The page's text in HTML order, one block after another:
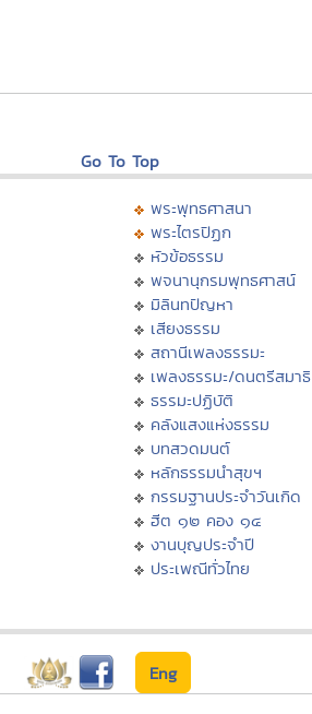
Go To Top
พระพุทธศาสนา
พระไตรปิฏก
หัวข้อธรรม
พจนานุกรมพุทธศาสน์
มิลินทปัญหา
เสียงธรรม
สถานีเพลงธรรมะ
เพลงธรรมะ/ดนตรีสมาธิ
ธรรมะปฏิบัติ
คลังแสงแห่งธรรม
บทสวดมนต์
หลักธรรมนำสุขฯ
กรรมฐานประจำวันเกิด
ฮีต ๑๒ คอง ๑๔
งานบุญประจำปี
ประเพณีทั่วไทย
Eng